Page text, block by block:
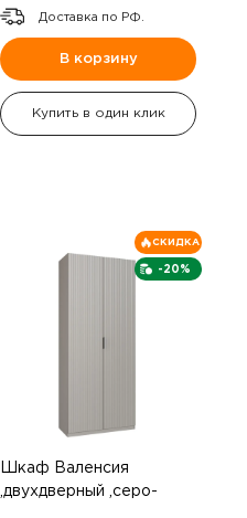
Доставка по РФ.
В корзину
Купить в один клик
-20%
СКИДКА
Шкаф Валенсия
,двухдверный ,серо-